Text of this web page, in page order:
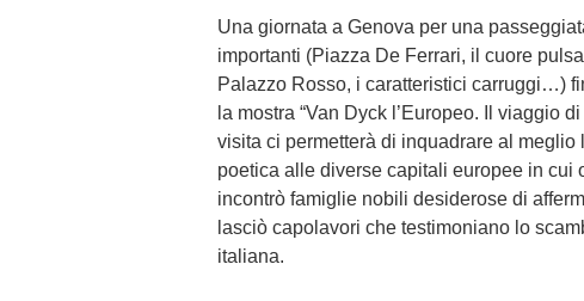
Una giornata a Genova per una
importanti (Piazza De Ferrari, il cuore
Palazzo Rosso, i caratteristici carruggi…)
la mostra “Van Dyck l’Europeo. Il viaggio
visita ci permetterà di inquadrare al meglio
poetica alle diverse capitali europee in cui
incontrò famiglie nobili desiderose di
lasciò capolavori che testimoniano lo
italiana.